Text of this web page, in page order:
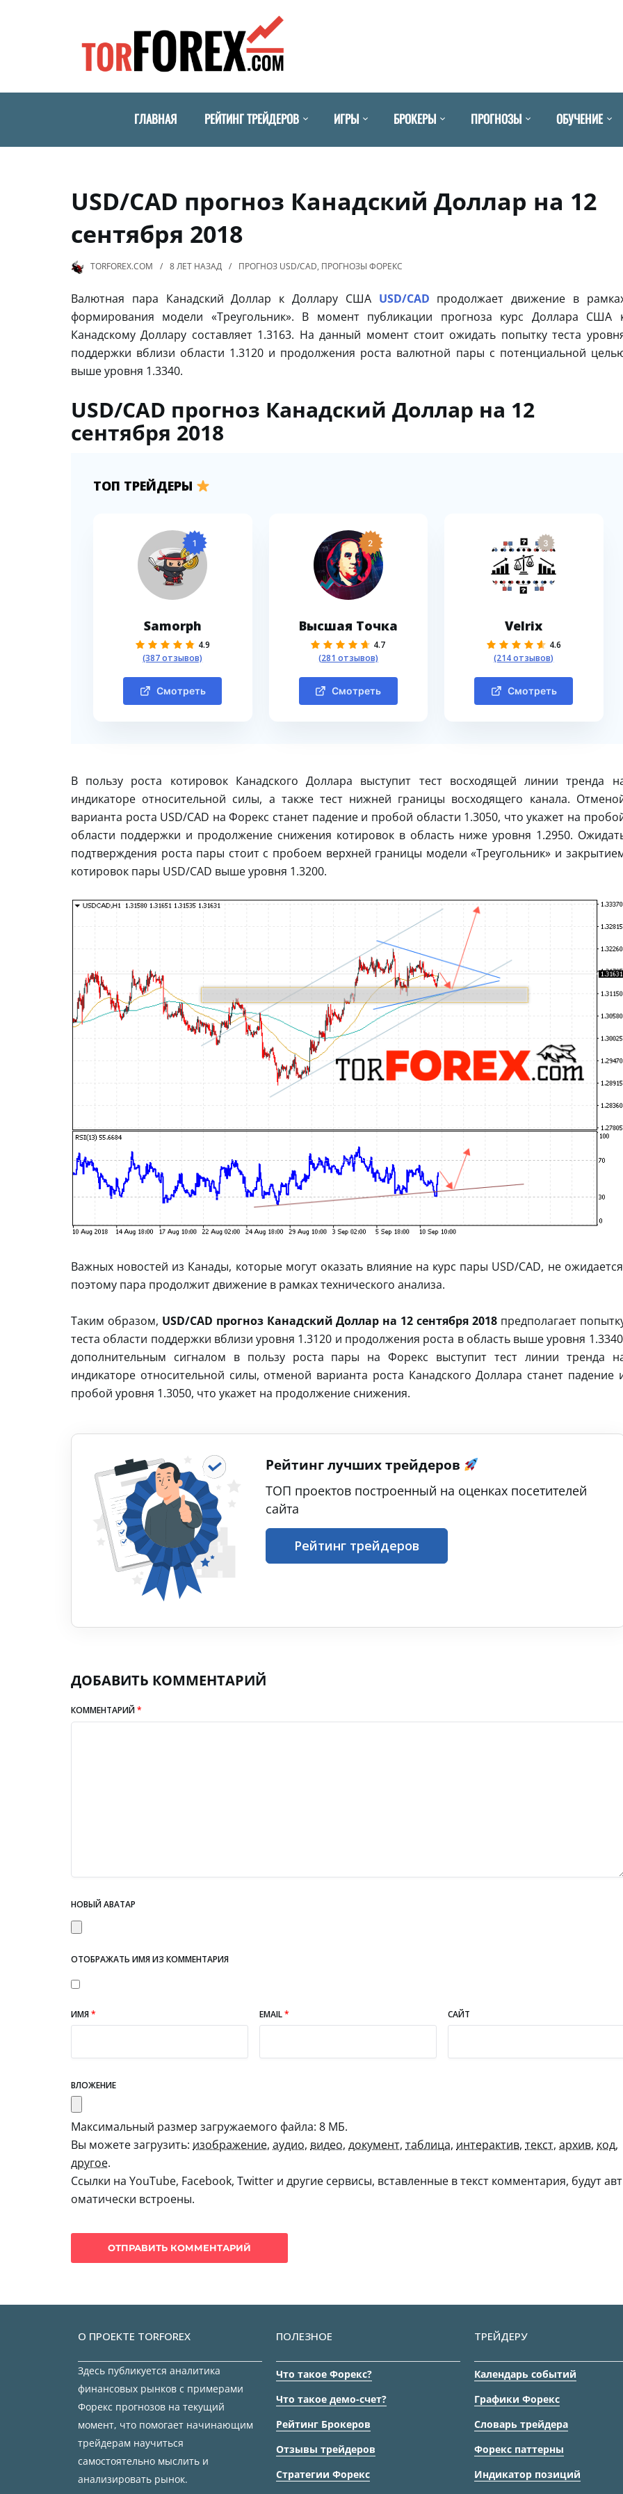
ГЛАВНАЯ РЕЙТИНГ ТРЕЙДЕРОВ ИГРЫ БРОКЕРЫ ПРОГНОЗЫ ОБУЧЕНИЕ
USD/CAD прогноз Канадский Доллар на 12
сентября 2018
TORFOREX.COM 8 ЛЕТ НАЗАД ПРОГНОЗ USD/CAD, ПРОГНОЗЫ ФОРЕКС
Валютная пара Канадский Доллар к Доллару США USD/CAD продолжает движение в
формирования модели «Треугольник». В момент публикации прогноза курс Доллара США
Канадскому Доллару составляет 1.3163. На данный момент стоит ожидать попытку теста
поддержки вблизи области 1.3120 и продолжения роста валютной пары с потенциальной
выше уровня 1.3340.
USD/CAD прогноз Канадский Доллар на 12
сентября 2018
ТОП ТРЕЙДЕРЫ
1
Samorph
4.9
(387 отзывов)
Смотреть
2
Высшая Точка
4.7
(281 отзывов)
Смотреть
3
Velrix
4.6
(214 отзывов)
Смотреть
В пользу роста котировок Канадского Доллара выступит тест восходящей линии тренда
индикаторе относительной силы, а также тест нижней границы восходящего канала.
варианта роста USD/CAD на Форекс станет падение и пробой области 1.3050, что укажет на
области поддержки и продолжение снижения котировок в область ниже уровня 1.2950.
подтверждения роста пары стоит с пробоем верхней границы модели «Треугольник» и
котировок пары USD/CAD выше уровня 1.3200.
Важных новостей из Канады, которые могут оказать влияние на курс пары USD/CAD, не
поэтому пара продолжит движение в рамках технического анализа.
Таким образом, USD/CAD прогноз Канадский Доллар на 12 сентября 2018предполагает
теста области поддержки вблизи уровня 1.3120 и продолжения роста в область выше уровня
дополнительным сигналом в пользу роста пары на Форекс выступит тест линии тренда
индикаторе относительной силы, отменой варианта роста Канадского Доллара станет падение
пробой уровня 1.3050, что укажет на продолжение снижения.
Рейтинг лучших трейдеров
ТОП проектов построенный на оценках посетителей
сайта
Рейтинг трейдеров
ДОБАВИТЬ КОММЕНТАРИЙ
КОММЕНТАРИЙ*
НОВЫЙ АВАТАР
ОТОБРАЖАТЬ ИМЯ ИЗ КОММЕНТАРИЯ
ИМЯ* EMAIL* САЙТ
ВЛОЖЕНИЕ
Максимальный размер загружаемого файла: 8 МБ.
Вы можете загрузить: изображение, аудио, видео, документ, таблица, интерактив, текст, архив, код,
другое.
Ссылки на YouTube, Facebook, Twitter и другие сервисы, вставленные в текст комментария, будут авт
оматически встроены.
О ПРОЕКТЕ TORFOREX
Здесь публикуется аналитика
финансовых рынков с примерами
Форекс прогнозов на текущий
момент, что помогает начинающим
трейдерам научиться
самостоятельно мыслить и
анализировать рынок.
ПОЛЕЗНОЕ
Что такое Форекс?
Что такое демо-счет?
Рейтинг Брокеров
Отзывы трейдеров
Стратегии Форекс
ТРЕЙДЕРУ
Календарь событий
Графики Форекс
Словарь трейдера
Форекс паттерны
Индикатор позиций